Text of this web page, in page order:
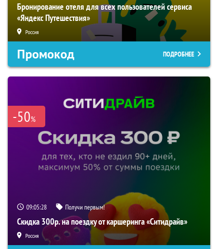
Бронирование отеля для всех пользователей сервиса
«Яндекс Путешествия»
Россия
Промокод ПОДРОБНЕЕ
-50%
09:05:27 Получи первым!
Скидка 300р. на поездку от каршеринга «Ситидрайв»
Россия